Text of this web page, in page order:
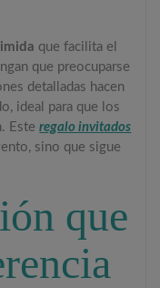
que facilita el
que preocuparse
detalladas hacen
ideal para que los
Esteregalo invitados
sino que sigue
que